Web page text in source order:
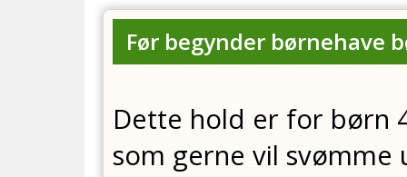
Før begynder børnehave
Dette hold er for børn
som gerne vil